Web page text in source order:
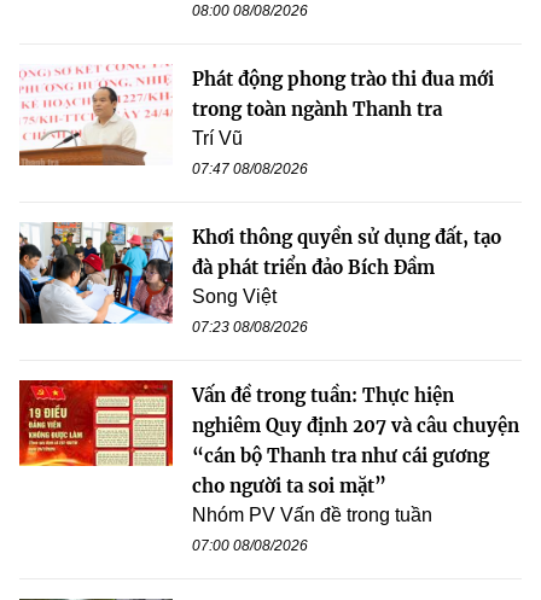
08:00 08/08/2026
Phát động phong trào thi đua mới
trong toàn ngành Thanh tra
Trí Vũ
07:47 08/08/2026
Khơi thông quyền sử dụng đất, tạo
đà phát triển đảo Bích Đầm
Song Việt
07:23 08/08/2026
Vấn đề trong tuần: Thực hiện
nghiêm Quy định 207 và câu chuyện
“cán bộ Thanh tra như cái gương
cho người ta soi mặt”
Nhóm PV Vấn đề trong tuần
07:00 08/08/2026